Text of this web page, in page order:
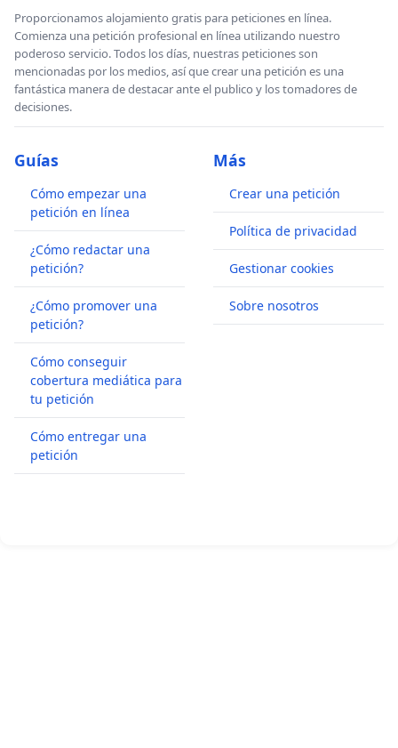
Proporcionamos alojamiento gratis para peticiones en línea.
Comienza una petición profesional en línea utilizando nuestro
poderoso servicio. Todos los días, nuestras peticiones son
mencionadas por los medios, así que crear una petición es una
fantástica manera de destacar ante el publico y los tomadores de
decisiones.
Guías
Cómo empezar una
petición en línea
¿Cómo redactar una
petición?
¿Cómo promover una
petición?
Cómo conseguir
cobertura mediática para
tu petición
Cómo entregar una
petición
Más
Crear una petición
Política de privacidad
Gestionar cookies
Sobre nosotros